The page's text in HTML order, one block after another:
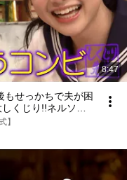
8:47
もせっかちで夫が困
くじり!!ネルソン
】